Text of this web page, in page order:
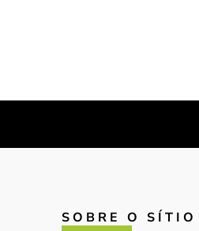
SOBRE O SÍTIO